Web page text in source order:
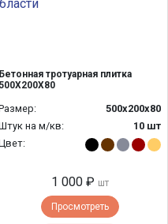
Бетонная тротуарная плитка
500Х200Х80
500х200х80
на м/кв:
10 шт
1 000 ₽ шт
Просмотреть